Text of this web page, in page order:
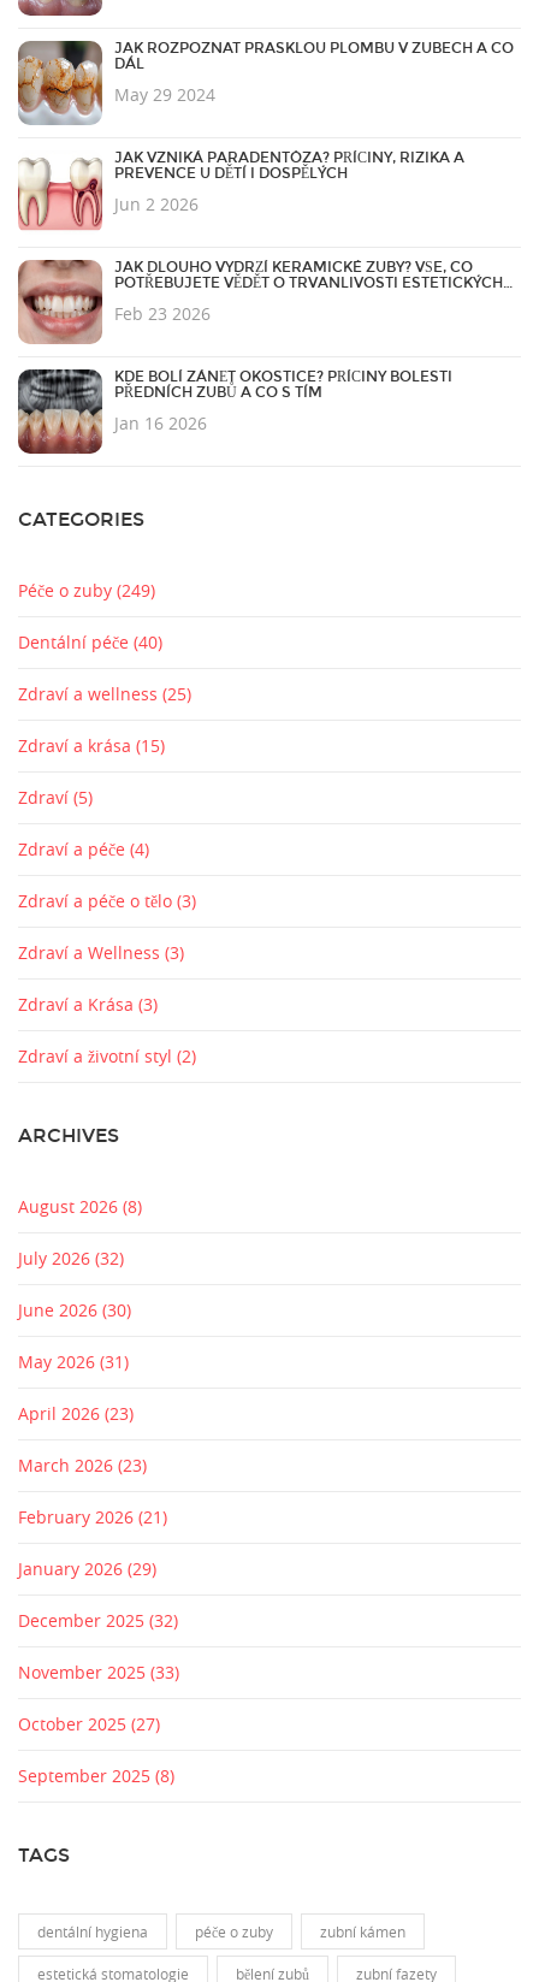
JAK ROZPOZNAT PRASKLOU PLOMBU V ZUBECH A CO
DÁL
May 29 2024
JAK VZNIKÁ PARADENTÓZA? PŘÍČINY, RIZIKA A
PREVENCE U DĚTÍ I DOSPĚLÝCH
Jun 2 2026
JAK DLOUHO VYDRŽÍ KERAMICKÉ ZUBY? VŠE, CO
POTŘEBUJETE VĚDĚT O TRVANLIVOSTI ESTETICKÝCH
Feb 23 2026
KDE BOLÍ ZÁNĚT OKOSTICE? PŘÍČINY BOLESTI
PŘEDNÍCH ZUBŮ A CO S TÍM
Jan 16 2026
CATEGORIES
Péče o zuby (249)
Dentální péče (40)
Zdraví a wellness (25)
Zdraví a krása (15)
Zdraví (5)
Zdraví a péče (4)
Zdraví a péče o tělo (3)
Zdraví a Wellness (3)
Zdraví a Krása (3)
Zdraví a životní styl (2)
ARCHIVES
August 2026 (8)
July 2026 (32)
June 2026 (30)
May 2026 (31)
April 2026 (23)
March 2026 (23)
February 2026 (21)
January 2026 (29)
December 2025 (32)
November 2025 (33)
October 2025 (27)
September 2025 (8)
TAGS
dentální hygiena péče o zuby zubní kámen
estetická stomatologie bělení zubů zubní fazety